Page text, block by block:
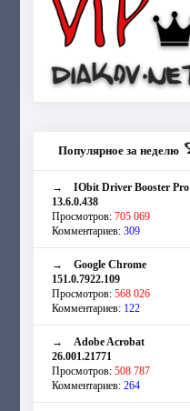
Популярное за неделю
→ IObit Driver Booster Pro
13.6.0.438
Просмотров: 705 069
Комментариев: 309
→ Google Chrome
151.0.7922.109
Просмотров: 568 026
Комментариев: 122
→ Adobe Acrobat
26.001.21771
Просмотров: 508 787
Комментариев: 264